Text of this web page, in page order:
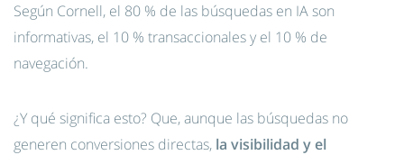
Según Cornell, el 80 % de las búsquedas en IA son
informativas, el 10 % transaccionales y el 10 % de
navegación.
¿Y qué significa esto? Que, aunque las búsquedas no
generen conversiones directas, la visibilidad y el